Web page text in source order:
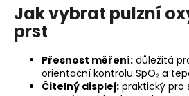
Jak vybrat pulzní
prst
Přesnost měření: důležitá
orientační kontrolu SpO₂ a
Čitelný displej: praktický pro
í
t
?